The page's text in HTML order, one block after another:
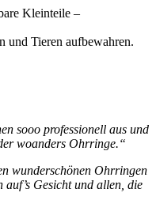
Kleinteile –
und Tieren aufbewahren.
sooo professionell aus und
woanders Ohrringe.“
wunderschönen Ohrringen
auf’s Gesicht und allen, die